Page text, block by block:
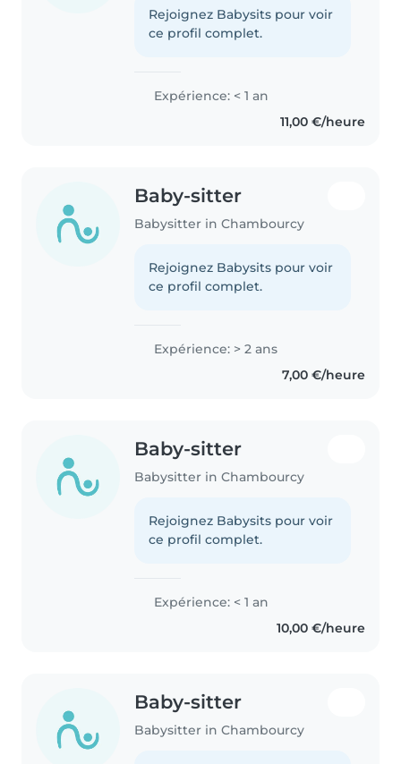
Rejoignez Babysits pour voir
ce profil complet.
Expérience: < 1 an
11,00 €/heure
Baby-sitter
Babysitter in Chambourcy
Rejoignez Babysits pour voir
ce profil complet.
Expérience: > 2 ans
7,00 €/heure
Baby-sitter
Babysitter in Chambourcy
Rejoignez Babysits pour voir
ce profil complet.
Expérience: < 1 an
10,00 €/heure
Baby-sitter
Babysitter in Chambourcy